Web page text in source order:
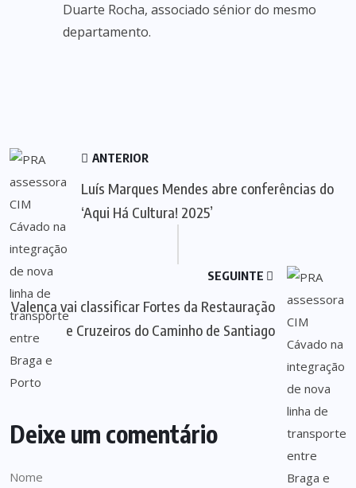
Duarte Rocha, associado sénior do mesmo
departamento.
ANTERIOR
Luís Marques Mendes abre conferências do
‘Aqui Há Cultura! 2025’
SEGUINTE
Valença vai classificar Fortes da Restauração
e Cruzeiros do Caminho de Santiago
Deixe um comentário